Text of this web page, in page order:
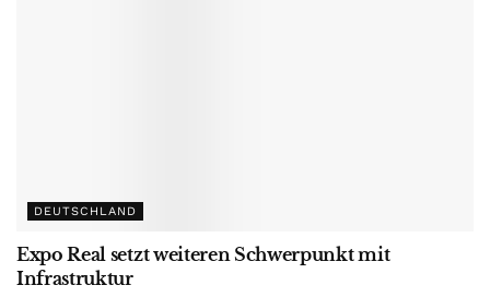
DEUTSCHLAND
Expo Real setzt weiteren Schwerpunkt mit
Infrastruktur